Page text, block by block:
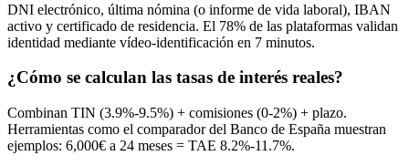
DNI electrónico, última nómina (o informe de vida laboral), IBAN
activo y certificado de residencia. El 78% de las plataformas validan
identidad mediante vídeo-identificación en 7 minutos.
¿Cómo se calculan las tasas de interés reales?
Combinan TIN (3.9%-9.5%) + comisiones (0-2%) + plazo.
Herramientas como el comparador del Banco de España muestran
ejemplos: 6,000€ a 24 meses = TAE 8.2%-11.7%.